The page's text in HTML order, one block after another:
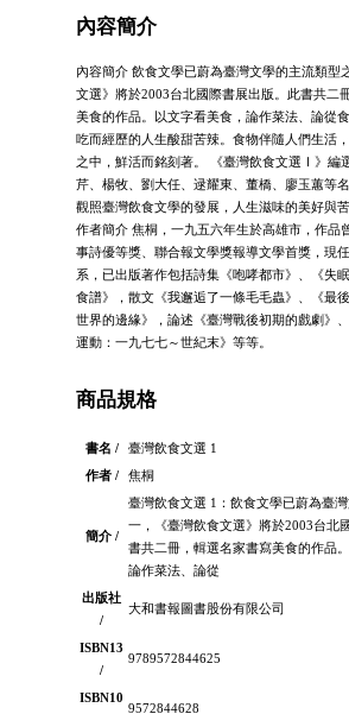
內容簡介
內容簡介 飲食文學已蔚為臺灣文學的主流類型
文選》將於2003台北國際書展出版。此書共二
美食的作品。以文字看美食，論作菜法、論從
吃而經歷的人生酸甜苦辣。食物伴隨人們生活
之中，鮮活而銘刻著。 《臺灣飲食文選Ⅰ》編
芹、楊牧、劉大任、逯耀東、董橋、廖玉蕙等
觀照臺灣飲食文學的發展，人生滋味的美好與苦
作者簡介 焦桐，一九五六年生於高雄市，作品
事詩優等獎、聯合報文學獎報導文學首獎，現
系，已出版著作包括詩集《咆哮都市》、《失
食譜》，散文《我邂逅了一條毛毛蟲》、《最
世界的邊緣》，論述《臺灣戰後初期的戲劇》
運動：一九七七～世紀末》等等。
商品規格
書名 /
臺灣飲食文選 1
作者 /
焦桐
簡介 /
臺灣飲食文選 1：飲食文學已蔚為臺
一，《臺灣飲食文選》將於2003台北
書共二冊，輯選名家書寫美食的作品
論作菜法、論從
出版社
/
大和書報圖書股份有限公司
ISBN13
/
9789572844625
ISBN10
9572844628